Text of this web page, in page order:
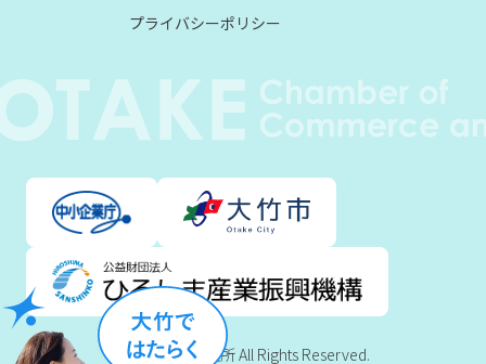
プライバシーポリシー
©大竹商工会議所 All Rights Reserved.